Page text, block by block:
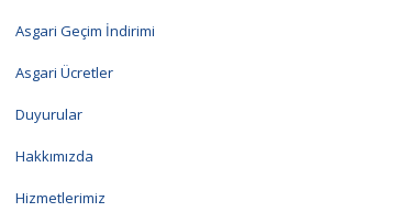
Asgari Geçim İndirimi
Asgari Ücretler
Duyurular
Hakkımızda
Hizmetlerimiz